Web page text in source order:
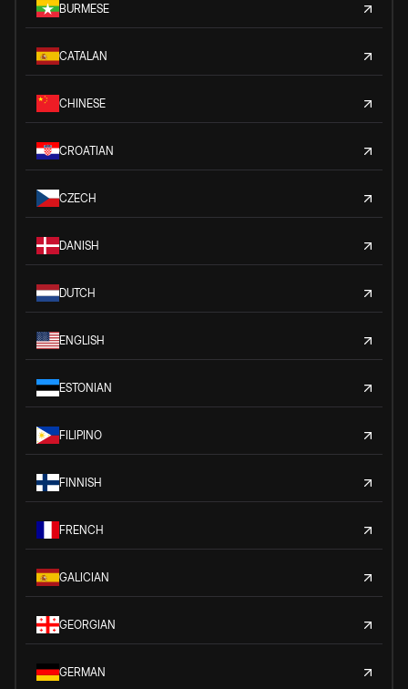
BURMESE
CATALAN
CHINESE
CROATIAN
CZECH
DANISH
DUTCH
ENGLISH
ESTONIAN
FILIPINO
FINNISH
FRENCH
GALICIAN
GEORGIAN
GERMAN